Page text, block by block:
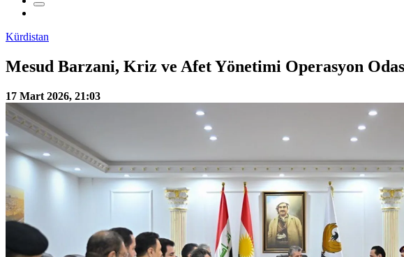
Kürdistan
Mesud Barzani, Kriz ve Afet Yönetimi Operasyon
17 Mart 2026, 21:03